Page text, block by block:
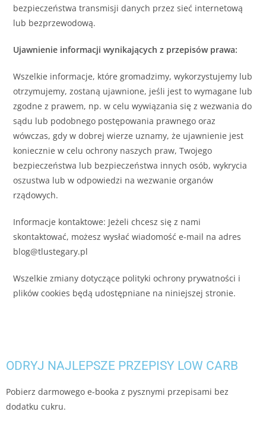
bezpieczeństwa transmisji danych przez sieć internetową
lub bezprzewodową.
Ujawnienie informacji wynikających z przepisów prawa:
Wszelkie informacje, które gromadzimy, wykorzystujemy lub
otrzymujemy, zostaną ujawnione, jeśli jest to wymagane lub
zgodne z prawem, np. w celu wywiązania się z wezwania do
sądu lub podobnego postępowania prawnego oraz
wówczas, gdy w dobrej wierze uznamy, że ujawnienie jest
koniecznie w celu ochrony naszych praw, Twojego
bezpieczeństwa lub bezpieczeństwa innych osób, wykrycia
oszustwa lub w odpowiedzi na wezwanie organów
rządowych.
Informacje kontaktowe: Jeżeli chcesz się z nami
skontaktować, możesz wysłać wiadomość e-mail na adres
blog@tlustegary.pl
Wszelkie zmiany dotyczące polityki ochrony prywatności i
plików cookies będą udostępniane na niniejszej stronie.
ODRYJ NAJLEPSZE PRZEPISY LOW CARB
Pobierz darmowego e-booka z pysznymi przepisami bez
dodatku cukru.